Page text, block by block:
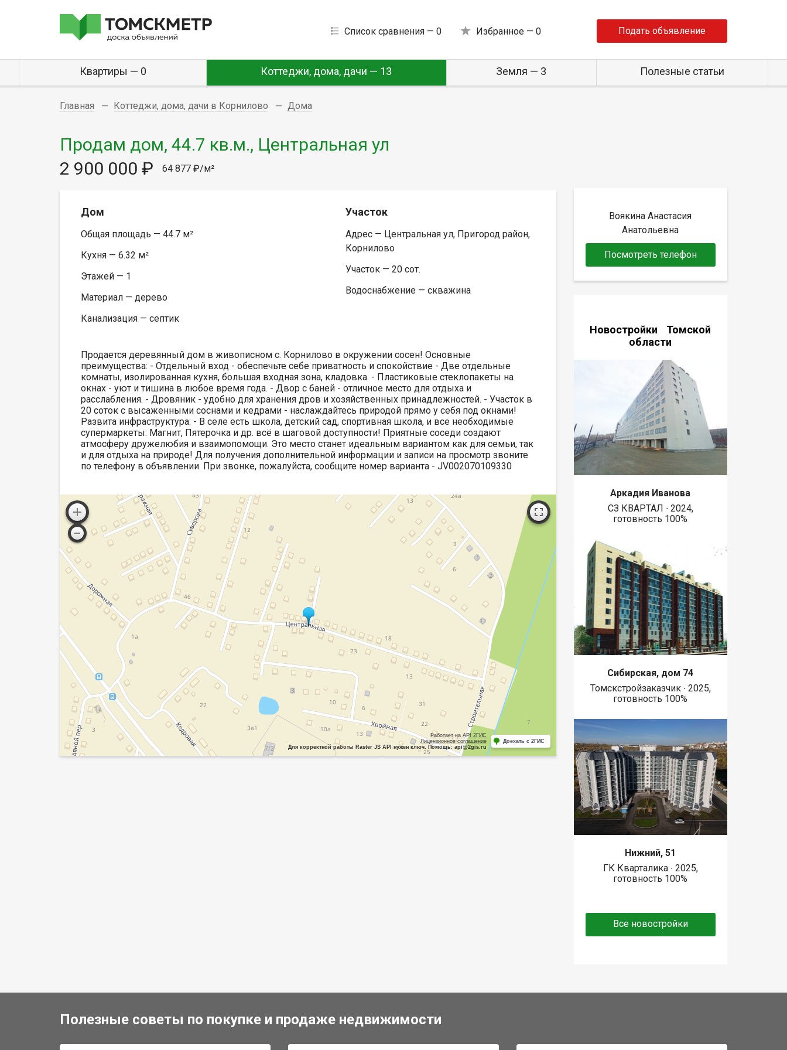
Список сравнения — 0 Избранное — 0 Подать объявление
Квартиры — 0 Коттеджи, дома, дачи — 13 Земля — 3 Полезные статьи
Главная Коттеджи, дома, дачи в Корнилово Дома
Продам дом, 44.7 кв.м., Центральная ул
2 900 000 ₽
64 877 ₽/м²
Дом
Общая площадь — 44.7 м²
Кухня — 6.32 м²
Этажей — 1
Материал — дерево
Канализация — септик
Участок
Адрес — Центральная ул, Пригород район,
Корнилово
Участок — 20 сот.
Водоснабжение — скважина
Продается деревянный дом в живописном с. Корнилово в окружении сосен! Основные
преимущества: - Отдельный вход - обеспечьте себе приватность и спокойствие - Две отдельные
комнаты, изолированная кухня, большая входная зона, кладовка. - Пластиковые стеклопакеты на
окнах - уют и тишина в любое время года. - Двор с баней - отличное место для отдыха и
расслабления. - Дровяник - удобно для хранения дров и хозяйственных принадлежностей. - Участок в
20 соток с высаженными соснами и кедрами - наслаждайтесь природой прямо у себя под окнами!
Развита инфраструктура: - В селе есть школа, детский сад, спортивная школа, и все необходимые
супермаркеты: Магнит, Пятерочка и др. всё в шаговой доступности! Приятные соседи создают
атмосферу дружелюбия и взаимопомощи. Это место станет идеальным вариантом как для семьи, так
и для отдыха на природе! Для получения дополнительной информации и записи на просмотр звоните
по телефону в объявлении. При звонке, пожалуйста, сообщите номер варианта - JV002070109330
Работает на API 2ГИС
Лицензионное соглашение
Для корректной работы Raster JS API нужен ключ. Помощь: api@2gis.ru
Доехать с 2ГИС
Воякина Анастасия
Анатольевна
Посмотреть телефон
Новостройки Томской
области
Аркадия Иванова
СЗ КВАРТАЛ ∙ 2024,
готовность 100%
Сибирская, дом 74
Томскстройзаказчик ∙ 2025,
готовность 100%
Нижний, 51
ГК Кварталика ∙ 2025,
готовность 100%
Все новостройки
Полезные советы по покупке и продаже недвижимости